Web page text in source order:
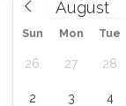
Sun Mon Tue
26 27 28
2 3 4